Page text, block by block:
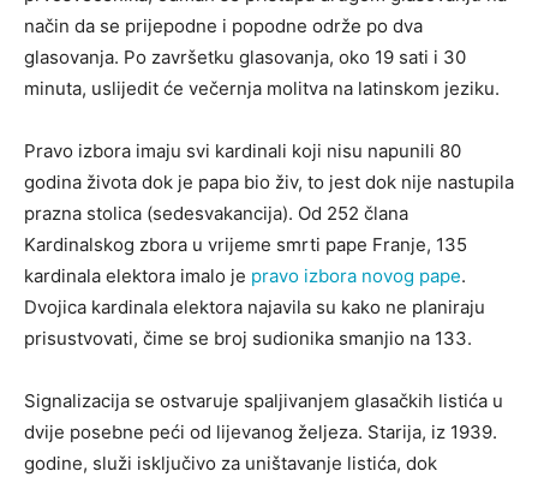
način da se prijepodne i popodne održe po dva
glasovanja. Po završetku glasovanja, oko 19 sati i 30
minuta, uslijedit će večernja molitva na latinskom jeziku.
Pravo izbora imaju svi kardinali koji nisu napunili 80
godina života dok je papa bio živ, to jest dok nije nastupila
prazna stolica (sedesvakancija). Od 252 člana
Kardinalskog zbora u vrijeme smrti pape Franje, 135
kardinala elektora imalo je pravo izbora novog pape.
Dvojica kardinala elektora najavila su kako ne planiraju
prisustvovati, čime se broj sudionika smanjio na 133.
Signalizacija se ostvaruje spaljivanjem glasačkih listića u
dvije posebne peći od lijevanog željeza. Starija, iz 1939.
godine, služi isključivo za uništavanje listića, dok